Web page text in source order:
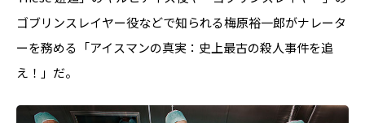
ゴブリンスレイヤー役などで知られる梅原裕一郎がナレータ
ーを務める「アイスマンの真実：史上最古の殺人事件を追
え！」だ。